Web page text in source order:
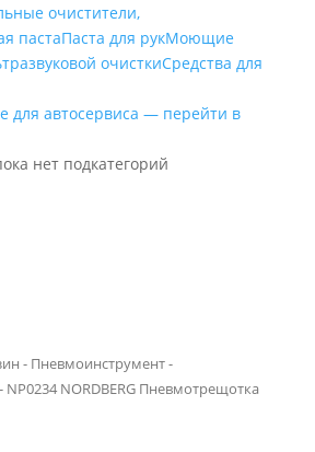
очистители,
пастаПаста для рукМоющие
очисткиСредства для
для автосервиса — перейти в
нет подкатегорий
- Пневмоинструмент-
- NP0234 NORDBERG Пневмотрещотка